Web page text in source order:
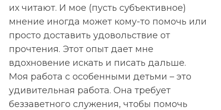
их читают. И мое (пусть субъективное)
мнение иногда может кому-то помочь или
просто доставить удовольствие от
прочтения. Этот опыт дает мне
вдохновение искать и писать дальше.
Моя работа с особенными детьми – это
удивительная работа. Она требует
беззаветного служения, чтобы помочь